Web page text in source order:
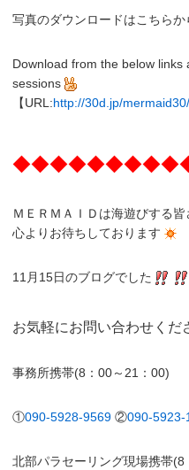
写真のダウンロードはこちらか
Download from the below links
sessions
【URL:http://30d.jp/
ＭＥＲＭＡＩＤは海遊びする
心よりお待ちしております
11月15日のブログでした
お気軽にお問い合わせくだ
事務所携帯(8：00～21：00)
①090-5928-9569 ②090-5923-
北部パラセーリング現場携帯(8